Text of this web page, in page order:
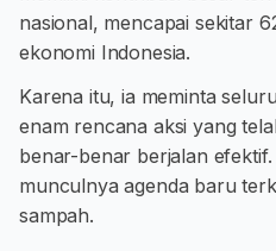
nasional, mencapai sekitar
ekonomi Indonesia.
Karena itu, ia meminta
enam rencana aksi yang
benar-benar berjalan
munculnya agenda baru
sampah.